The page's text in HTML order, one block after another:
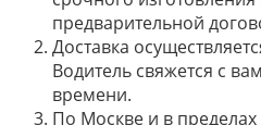
предварительной
Доставка
Водитель свяжется с
времени.
По Москве и в